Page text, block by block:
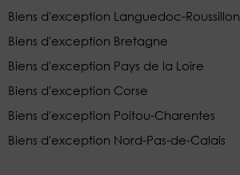
Biens d'exception Languedoc-Roussillon
Biens d'exception Bretagne
Biens d'exception Pays de la Loire
Biens d'exception Corse
Biens d'exception Poitou-Charentes
Biens d'exception Nord-Pas-de-Calais